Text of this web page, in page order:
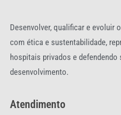
Desenvolver, qualificar e evoluir
com ética e sustentabilidade,
hospitais privados e defendendo
desenvolvimento.
Atendimento